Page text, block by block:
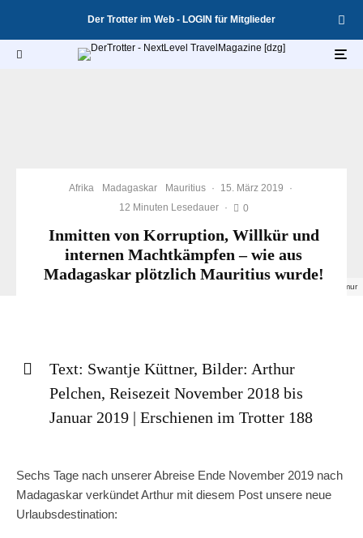
Der Trotter im Web - LOGIN für Mitglieder
Madagaskar Lemurenpark Lemur
Afrika Madagaskar Mauritius · 15. März 2019
·
12 Minuten Lesedauer
· 0
Inmitten von Korruption, Willkür und
internen Machtkämpfen – wie aus
Madagaskar plötzlich Mauritius wurde!
Text: Swantje Küttner, Bilder: Arthur
Pelchen, Reisezeit November 2018 bis
Januar 2019 | Erschienen im Trotter 188
Sechs Tage nach unserer Abreise Ende November 2019 nach
Madagaskar verkündet Arthur mit diesem Post unsere neue
Urlaubsdestination: